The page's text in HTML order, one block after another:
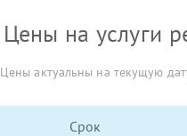
Цены на услуги
Цены актуальны на текущую
Срок